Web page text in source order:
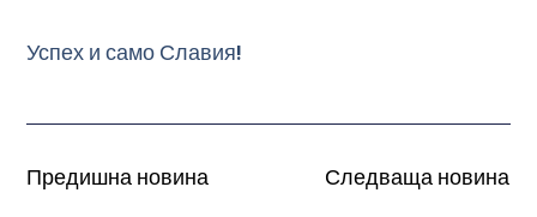
Успех и само Славия!
Предишна новина Следваща новина